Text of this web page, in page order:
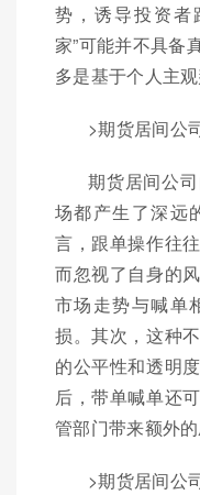
势，诱导投资者
家”可能并不具备
多是基于个人主
>期货居间公
期货居间公
场都产生了深远
言，跟单操作往
而忽视了自身的
市场走势与喊单
损。其次，这种
的公平性和透明
后，带单喊单还
管部门带来额外的
>期货居间公